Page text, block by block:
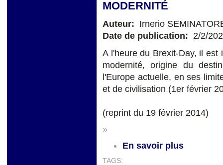
MODERNITÉ
Auteur: Irnerio
Date de publication: 2/2/
A l'heure du Brexit-Day, il
modernité, origine du
l'Europe actuelle, en ses
et de civilisation (1er février
(reprint du 19 février 2014)
»
En savoir plus
TAGS: